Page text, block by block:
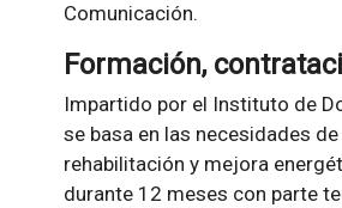
Comunicación.
Formación,
Impartido por el Instituto de
se basa en las necesidades
rehabilitación y mejora
durante 12 meses con parte